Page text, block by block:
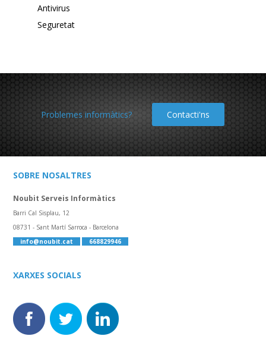
Antivirus
Seguretat
Problemes informàtics? Contacti'ns
SOBRE NOSALTRES
Noubit Serveis Informàtics
Barri Cal Sisplau, 12
08731 - Sant Martí Sarroca - Barcelona
info@noubit.cat
668829946
XARXES SOCIALS